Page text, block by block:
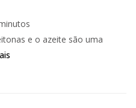
e o azeite são uma